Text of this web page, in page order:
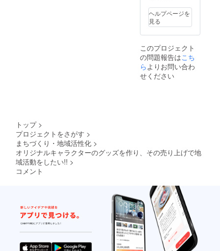
ヘルプページを
見る
このプロジェクト
の問題報告はこち
ら よりお問い合わ
せください
トップ >
プロジェクトをさがす >
まちづくり・地域活性化 >
オリジナルキャラクターのグッズを作り、その売り上げで地
域活動をしたい!! >
コメント